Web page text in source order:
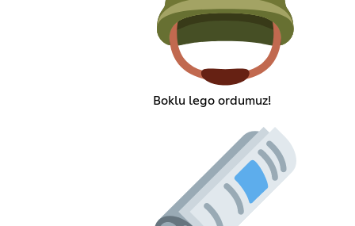
Boklu lego ordumuz!